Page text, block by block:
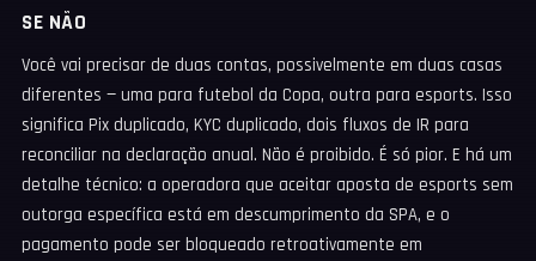
SE NÃO
Você vai precisar de duas contas, possivelmente em duas casas
diferentes — uma para futebol da Copa, outra para esports. Isso
significa Pix duplicado, KYC duplicado, dois fluxos de IR para
reconciliar na declaração anual. Não é proibido. É só pior. E há um
detalhe técnico: a operadora que aceitar aposta de esports sem
outorga específica está em descumprimento da SPA, e o
pagamento pode ser bloqueado retroativamente em